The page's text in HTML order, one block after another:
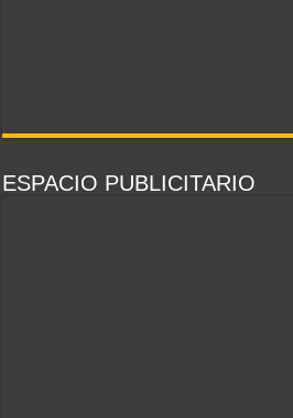
ESPACIO PUBLICITARIO